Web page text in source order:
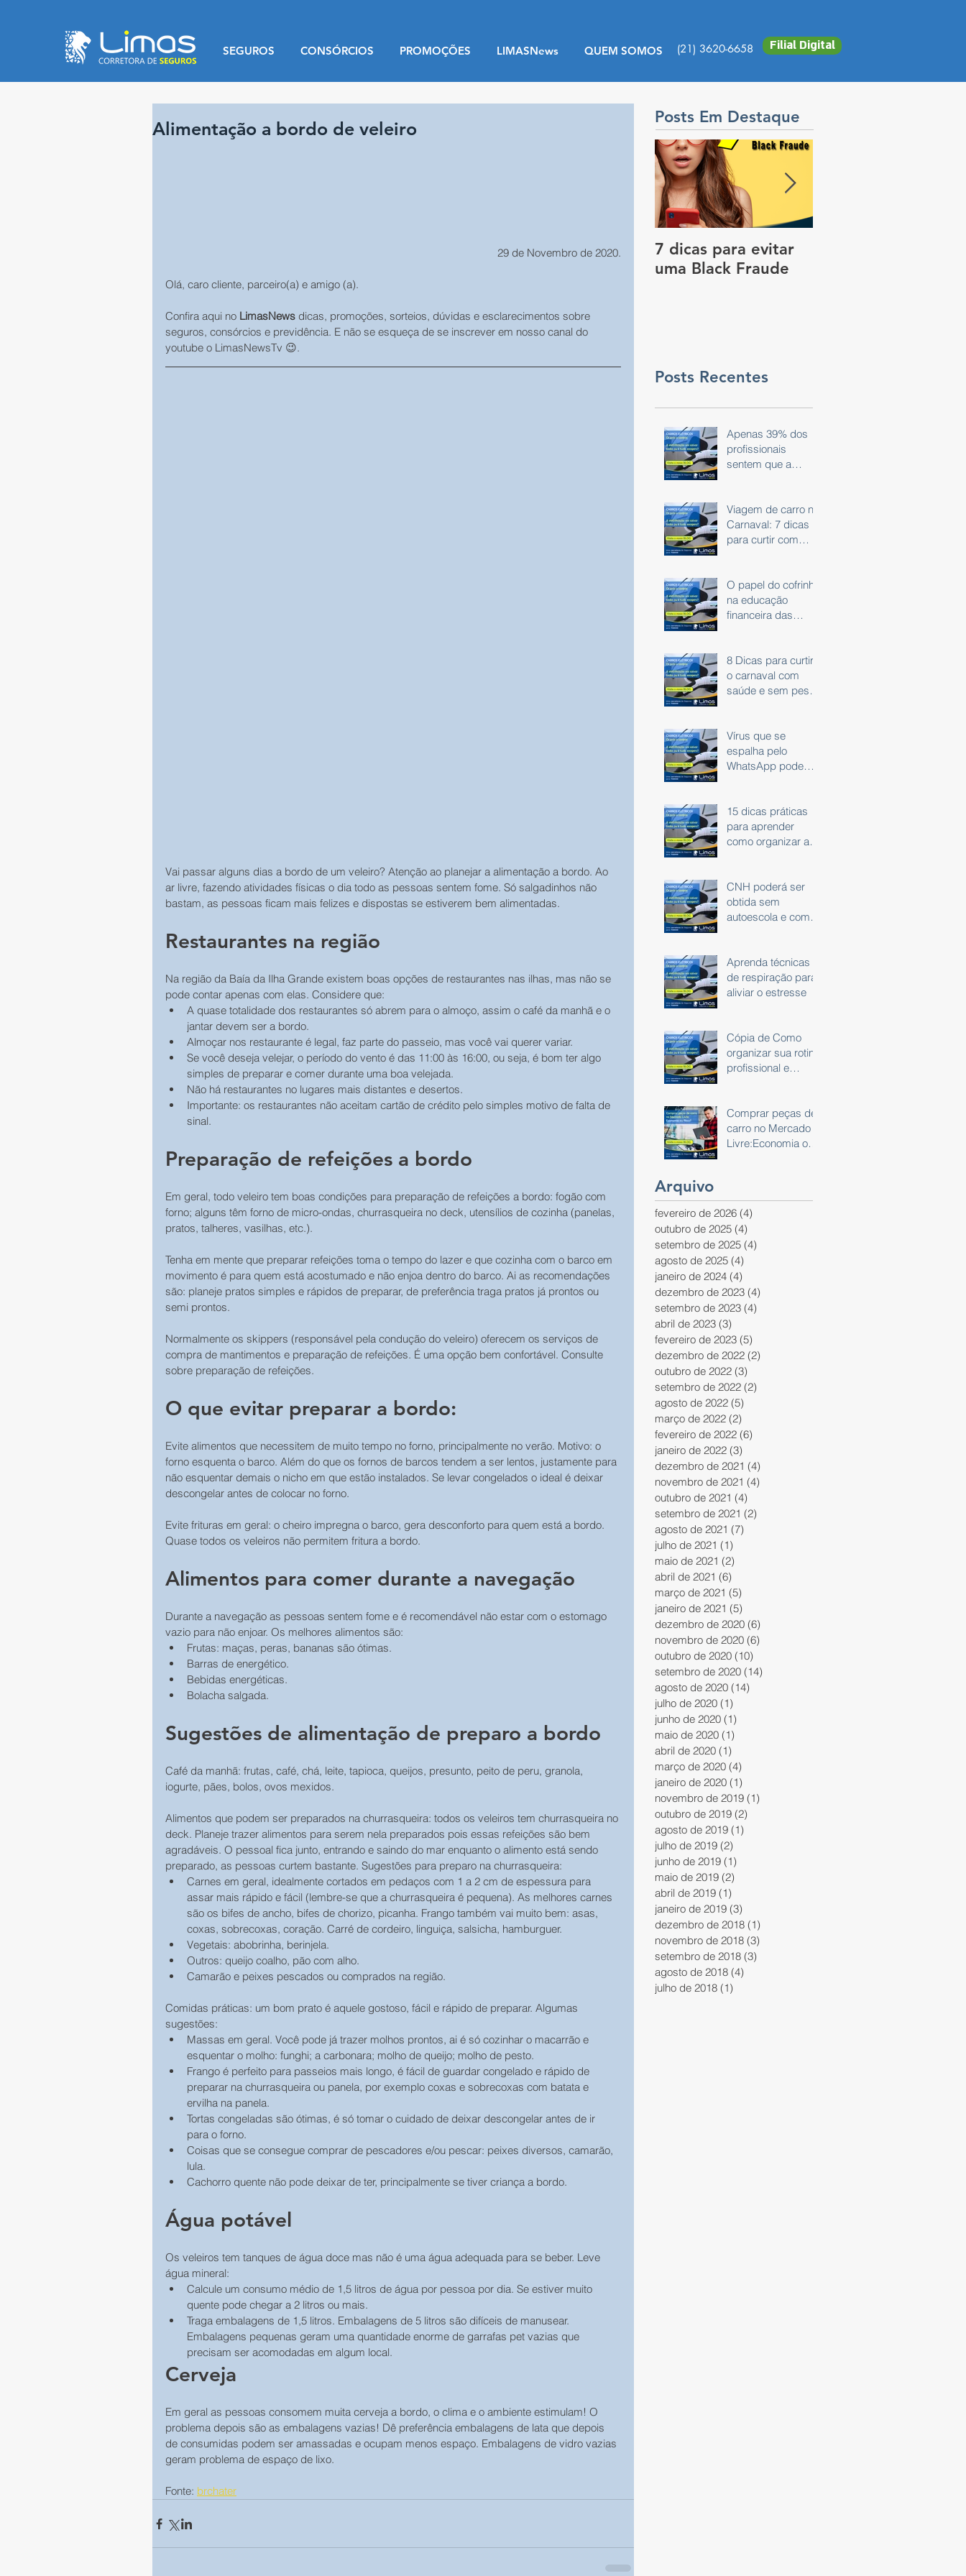
SEGUROS CONSÓRCIOS PROMOÇÕES LIMASNews QUEM SOMOS (21) 3620-6658 Filial Digital
Alimentação a bordo de veleiro
29 de Novembro de 2020.
Olá, caro cliente, parceiro(a) e amigo (a).
Confira aqui no LimasNews dicas, promoções, sorteios, dúvidas e esclarecimentos sobre
seguros, consórcios e previdência. E não se esqueça de se inscrever em nosso canal do
youtube o LimasNewsTv 😉.
Vai passar alguns dias a bordo de um veleiro? Atenção ao planejar a alimentação a bordo. Ao
ar livre, fazendo atividades físicas o dia todo as pessoas sentem fome. Só salgadinhos não
bastam, as pessoas ficam mais felizes e dispostas se estiverem bem alimentadas.
Restaurantes na região
Na região da Baía da Ilha Grande existem boas opções de restaurantes nas ilhas, mas não se
pode contar apenas com elas. Considere que:
A quase totalidade dos restaurantes só abrem para o almoço, assim o café da manhã e o
jantar devem ser a bordo.
Almoçar nos restaurante é legal, faz parte do passeio, mas você vai querer variar.
Se você deseja velejar, o período do vento é das 11:00 às 16:00, ou seja, é bom ter algo
simples de preparar e comer durante uma boa velejada.
Não há restaurantes no lugares mais distantes e desertos.
Importante: os restaurantes não aceitam cartão de crédito pelo simples motivo de falta de
sinal.
Preparação de refeições a bordo​
Em geral, todo veleiro tem boas condições para preparação de refeições a bordo: fogão com
forno; alguns têm forno de micro-ondas, churrasqueira no deck, utensílios de cozinha (panelas,
pratos, talheres, vasilhas, etc.).
Tenha em mente que preparar refeições toma o tempo do lazer e que cozinha com o barco em
movimento é para quem está acostumado e não enjoa dentro do barco. Ai as recomendações
são: planeje pratos simples e rápidos de preparar, de preferência traga pratos já prontos ou
semi prontos.
Normalmente os skippers (responsável pela condução do veleiro) oferecem os serviços de
compra de mantimentos e preparação de refeições. É uma opção bem confortável. Consulte
sobre preparação de refeições.
O que evitar preparar a bordo:
Evite alimentos que necessitem de muito tempo no forno, principalmente no verão. Motivo: o
forno esquenta o barco. Além do que os fornos de barcos tendem a ser lentos, justamente para
não esquentar demais o nicho em que estão instalados. Se levar congelados o ideal é deixar
descongelar antes de colocar no forno.
Evite frituras em geral: o cheiro impregna o barco, gera desconforto para quem está a bordo.
Quase todos os veleiros não permitem fritura a bordo.
Alimentos para comer durante a navegação
Durante a navegação as pessoas sentem fome e é recomendável não estar com o estomago
vazio para não enjoar. Os melhores alimentos são:
Frutas: maças, peras, bananas são ótimas.
Barras de energético.
Bebidas energéticas.
Bolacha salgada.
Sugestões de alimentação de preparo a bordo
Café da manhã: frutas, café, chá, leite, tapioca, queijos, presunto, peito de peru, granola,
iogurte, pães, bolos, ovos mexidos.
Alimentos que podem ser preparados na churrasqueira: todos os veleiros tem churrasqueira no
deck. Planeje trazer alimentos para serem nela preparados pois essas refeições são bem
agradáveis. O pessoal fica junto, entrando e saindo do mar enquanto o alimento está sendo
preparado, as pessoas curtem bastante. Sugestões para preparo na churrasqueira:
Carnes em geral, idealmente cortados em pedaços com 1 a 2 cm de espessura para
assar mais rápido e fácil (lembre-se que a churrasqueira é pequena). As melhores carnes
são os bifes de ancho, bifes de chorizo, picanha. Frango também vai muito bem: asas,
coxas, sobrecoxas, coração. Carré de cordeiro, linguiça, salsicha, hamburguer.
Vegetais: abobrinha, berinjela.
Outros: queijo coalho, pão com alho.
Camarão e peixes pescados ou comprados na região.
Comidas práticas: um bom prato é aquele gostoso, fácil e rápido de preparar. Algumas
sugestões:
Massas em geral. Você pode já trazer molhos prontos, ai é só cozinhar o macarrão e
esquentar o molho: funghi; a carbonara; molho de queijo; molho de pesto.
Frango é perfeito para passeios mais longo, é fácil de guardar congelado e rápido de
preparar na churrasqueira ou panela, por exemplo coxas e sobrecoxas com batata e
ervilha na panela.
Tortas congeladas são ótimas, é só tomar o cuidado de deixar descongelar antes de ir
para o forno.
Coisas que se consegue comprar de pescadores e/ou pescar: peixes diversos, camarão,
lula.
Cachorro quente não pode deixar de ter, principalmente se tiver criança a bordo.
Água potável
Os veleiros tem tanques de água doce mas não é uma água adequada para se beber. Leve
água mineral:
Calcule um consumo médio de 1,5 litros de água por pessoa por dia. Se estiver muito
quente pode chegar a 2 litros ou mais.
Traga embalagens de 1,5 litros. Embalagens de 5 litros são difíceis de manusear.
Embalagens pequenas geram uma quantidade enorme de garrafas pet vazias que
precisam ser acomodadas em algum local.
Cerveja
Em geral as pessoas consomem muita cerveja a bordo, o clima e o ambiente estimulam! O
problema depois são as embalagens vazias! Dê preferência embalagens de lata que depois
de consumidas podem ser amassadas e ocupam menos espaço. Embalagens de vidro vazias
geram problema de espaço de lixo.
Fonte: brchater
Posts Em Destaque
7 dicas para evitar
uma Black Fraude
Posts Recentes
Apenas 39% dos
profissionais
sentem que a
Viagem de carro no
Carnaval: 7 dicas
para curtir com
O papel do cofrinho
na educação
financeira das
8 Dicas para curtir
o carnaval com
saúde e sem peso
Vírus que se
espalha pelo
WhatsApp pode
15 dicas práticas
para aprender
como organizar as
CNH poderá ser
obtida sem
autoescola e com
Aprenda técnicas
de respiração para
aliviar o estresse
Cópia de Como
organizar sua rotina
profissional e
Comprar peças de
carro no Mercado
Livre:Economia ou
Arquivo
fevereiro de 2026 (4)
outubro de 2025 (4)
setembro de 2025 (4)
agosto de 2025 (4)
janeiro de 2024 (4)
dezembro de 2023 (4)
setembro de 2023 (4)
abril de 2023 (3)
fevereiro de 2023 (5)
dezembro de 2022 (2)
outubro de 2022 (3)
setembro de 2022 (2)
agosto de 2022 (5)
março de 2022 (2)
fevereiro de 2022 (6)
janeiro de 2022 (3)
dezembro de 2021 (4)
novembro de 2021 (4)
outubro de 2021 (4)
setembro de 2021 (2)
agosto de 2021 (7)
julho de 2021 (1)
maio de 2021 (2)
abril de 2021 (6)
março de 2021 (5)
janeiro de 2021 (5)
dezembro de 2020 (6)
novembro de 2020 (6)
outubro de 2020 (10)
setembro de 2020 (14)
agosto de 2020 (14)
julho de 2020 (1)
junho de 2020 (1)
maio de 2020 (1)
abril de 2020 (1)
março de 2020 (4)
janeiro de 2020 (1)
novembro de 2019 (1)
outubro de 2019 (2)
agosto de 2019 (1)
julho de 2019 (2)
junho de 2019 (1)
maio de 2019 (2)
abril de 2019 (1)
janeiro de 2019 (3)
dezembro de 2018 (1)
novembro de 2018 (3)
setembro de 2018 (3)
agosto de 2018 (4)
julho de 2018 (1)